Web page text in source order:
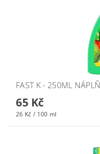
FAST K - 250ML NÁPLŇ
65 Kč
26 Kč / 100 ml